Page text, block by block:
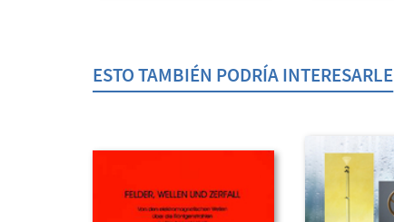
ESTO TAMBIÉN PODRÍA INTERESARLE